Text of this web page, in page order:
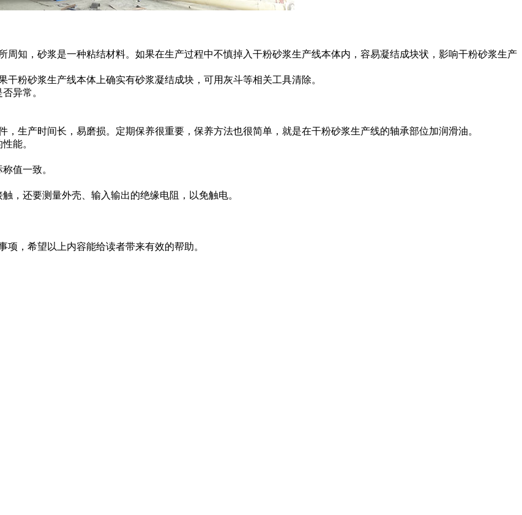
，砂浆是一种粘结材料。如果在生产过程中不慎掉入干粉砂浆生产线本体内，容易凝结成块状，影响干粉砂浆生产
砂浆生产线本体上确实有砂浆凝结成块，可用灰斗等相关工具清除。
异常。
产时间长，易磨损。定期保养很重要，保养方法也很简单，就是在干粉砂浆生产线的轴承部位加润滑油。
能。
值一致。
还要测量外壳、输入输出的绝缘电阻，以免触电。
，希望以上内容能给读者带来有效的帮助。